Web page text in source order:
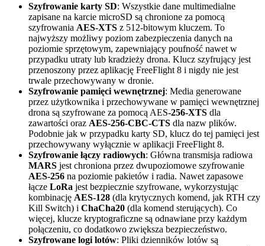
Szyfrowanie karty SD: Wszystkie dane multimedialne
zapisane na karcie microSD są chronione za pomocą
szyfrowania AES-XTS z 512-bitowym kluczem. To
najwyższy możliwy poziom zabezpieczenia danych na
poziomie sprzętowym, zapewniający poufność nawet w
przypadku utraty lub kradzieży drona. Klucz szyfrujący jest
przenoszony przez aplikację FreeFlight 8 i nigdy nie jest
trwale przechowywany w dronie.
Szyfrowanie pamięci wewnętrznej: Media generowane
przez użytkownika i przechowywane w pamięci wewnętrznej
drona są szyfrowane za pomocą AES-256-XTS dla
zawartości oraz AES-256-CBC-CTS dla nazw plików.
Podobnie jak w przypadku karty SD, klucz do tej pamięci jest
przechowywany wyłącznie w aplikacji FreeFlight 8.
Szyfrowanie łączy radiowych: Główna transmisja radiowa
MARS jest chroniona przez dwupoziomowe szyfrowanie
AES-256 na poziomie pakietów i radia. Nawet zapasowe
łącze LoRa jest bezpiecznie szyfrowane, wykorzystując
kombinację AES-128 (dla krytycznych komend, jak RTH czy
Kill Switch) i ChaCha20 (dla komend sterujących). Co
więcej, klucze kryptograficzne są odnawiane przy każdym
połączeniu, co dodatkowo zwiększa bezpieczeństwo.
Szyfrowane logi lotów: Pliki dzienników lotów są